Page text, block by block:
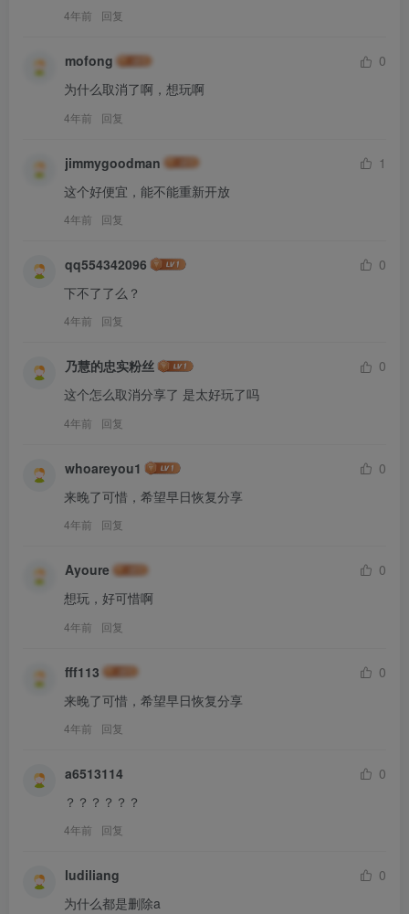
4年前 回复
mofong
0
为什么取消了啊，想玩啊
4年前 回复
jimmygoodman
1
这个好便宜，能不能重新开放
4年前 回复
qq554342096
0
下不了了么？
4年前 回复
乃慧的忠实粉丝
0
这个怎么取消分享了 是太好玩了吗
4年前 回复
whoareyou1
0
来晚了可惜，希望早日恢复分享
4年前 回复
Ayoure
0
想玩，好可惜啊
4年前 回复
fff113
0
来晚了可惜，希望早日恢复分享
4年前 回复
a6513114
0
？？？？？？
4年前 回复
ludiliang
0
为什么都是删除a